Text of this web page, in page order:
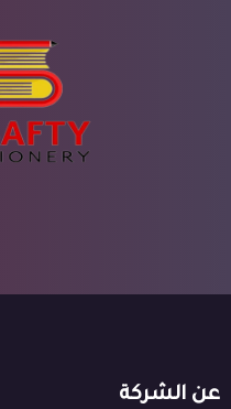
عن الشركة